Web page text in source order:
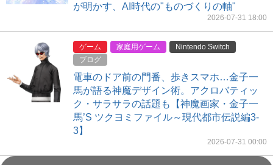
が明かす、AI時代の"ものづくりの軸"
2026-07-31 18:00
ゲーム 家庭用ゲーム
Nintendo Switch
ブログ
電車のドア前の門番、歩きスマホ…金子一
馬が語る神魔デザイン術。アクロバティッ
ク・サラサラの話題も【神魔画家・金子一
馬’S ツクヨミファイル～現代都市伝説編3-
3】
2026-07-31 00:00